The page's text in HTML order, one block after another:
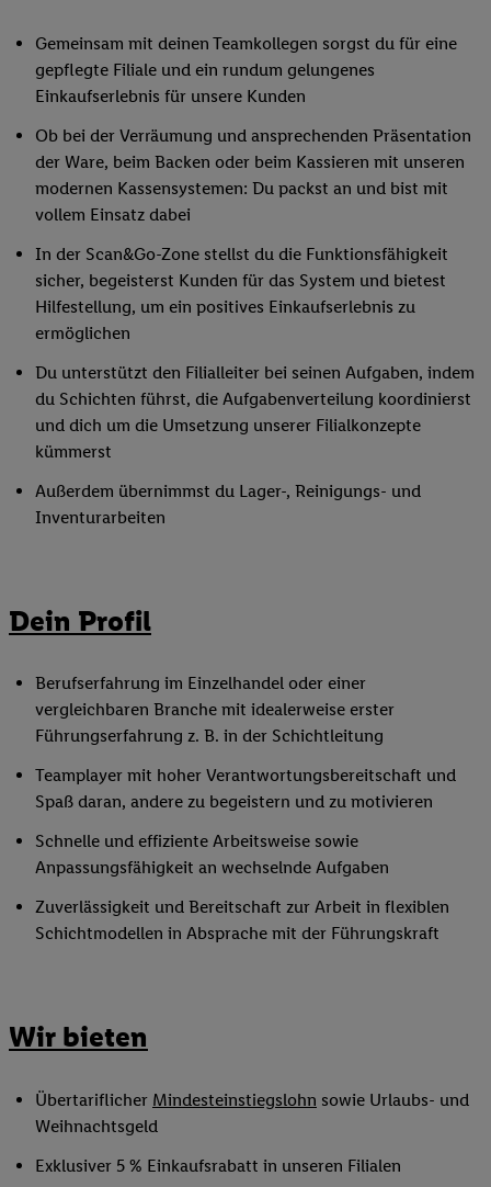
Gemeinsam mit deinen Teamkollegen sorgst du für eine
gepflegte Filiale und ein rundum gelungenes
Einkaufserlebnis für unsere Kunden
Ob bei der Verräumung und ansprechenden Präsentation
der Ware, beim Backen oder beim Kassieren mit unseren
modernen Kassensystemen: Du packst an und bist mit
vollem Einsatz dabei
In der Scan&Go-Zone stellst du die Funktionsfähigkeit
sicher, begeisterst Kunden für das System und bietest
Hilfestellung, um ein positives Einkaufserlebnis zu
ermöglichen
Du unterstützt den Filialleiter bei seinen Aufgaben, indem
du Schichten führst, die Aufgabenverteilung koordinierst
und dich um die Umsetzung unserer Filialkonzepte
kümmerst
Außerdem übernimmst du Lager-, Reinigungs- und
Inventurarbeiten
Dein Profil
Berufserfahrung im Einzelhandel oder einer
vergleichbaren Branche mit idealerweise erster
Führungserfahrung z. B. in der Schichtleitung
Teamplayer mit hoher Verantwortungsbereitschaft und
Spaß daran, andere zu begeistern und zu motivieren
Schnelle und effiziente Arbeitsweise sowie
Anpassungsfähigkeit an wechselnde Aufgaben
Zuverlässigkeit und Bereitschaft zur Arbeit in flexiblen
Schichtmodellen in Absprache mit der Führungskraft
Wir bieten
Übertariflicher Mindesteinstiegslohn sowie Urlaubs- und
Weihnachtsgeld
Exklusiver 5 % Einkaufsrabatt in unseren Filialen